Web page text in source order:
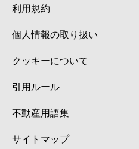
利用規約
個人情報の取り扱い
クッキーについて
引用ルール
不動産用語集
サイトマップ